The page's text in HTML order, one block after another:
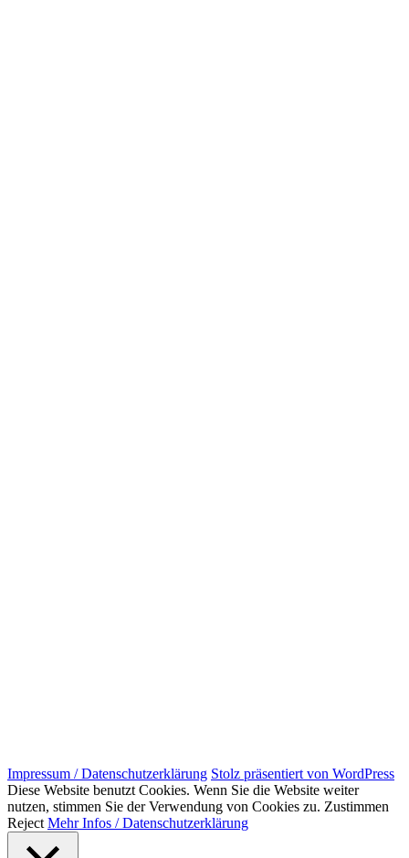
Impressum / Datenschutzerklärung Stolz präsentiert von WordPress
Diese Website benutzt Cookies. Wenn Sie die Website weiter
nutzen, stimmen Sie der Verwendung von Cookies zu. Zustimmen
Reject Mehr Infos / Datenschutzerklärung